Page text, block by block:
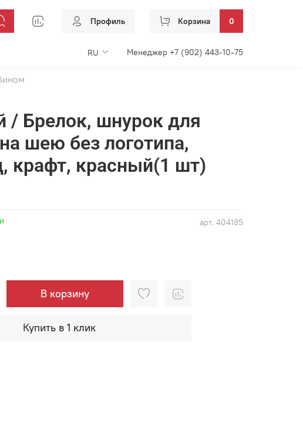
Профиль Корзина 0
RU Менеджер +7 (902) 443-10-75
арт. 404185
/ Брелок, шнурок для
шею без логотипа,
крафт, красный(1 шт)
В корзину
Купить в 1 клик